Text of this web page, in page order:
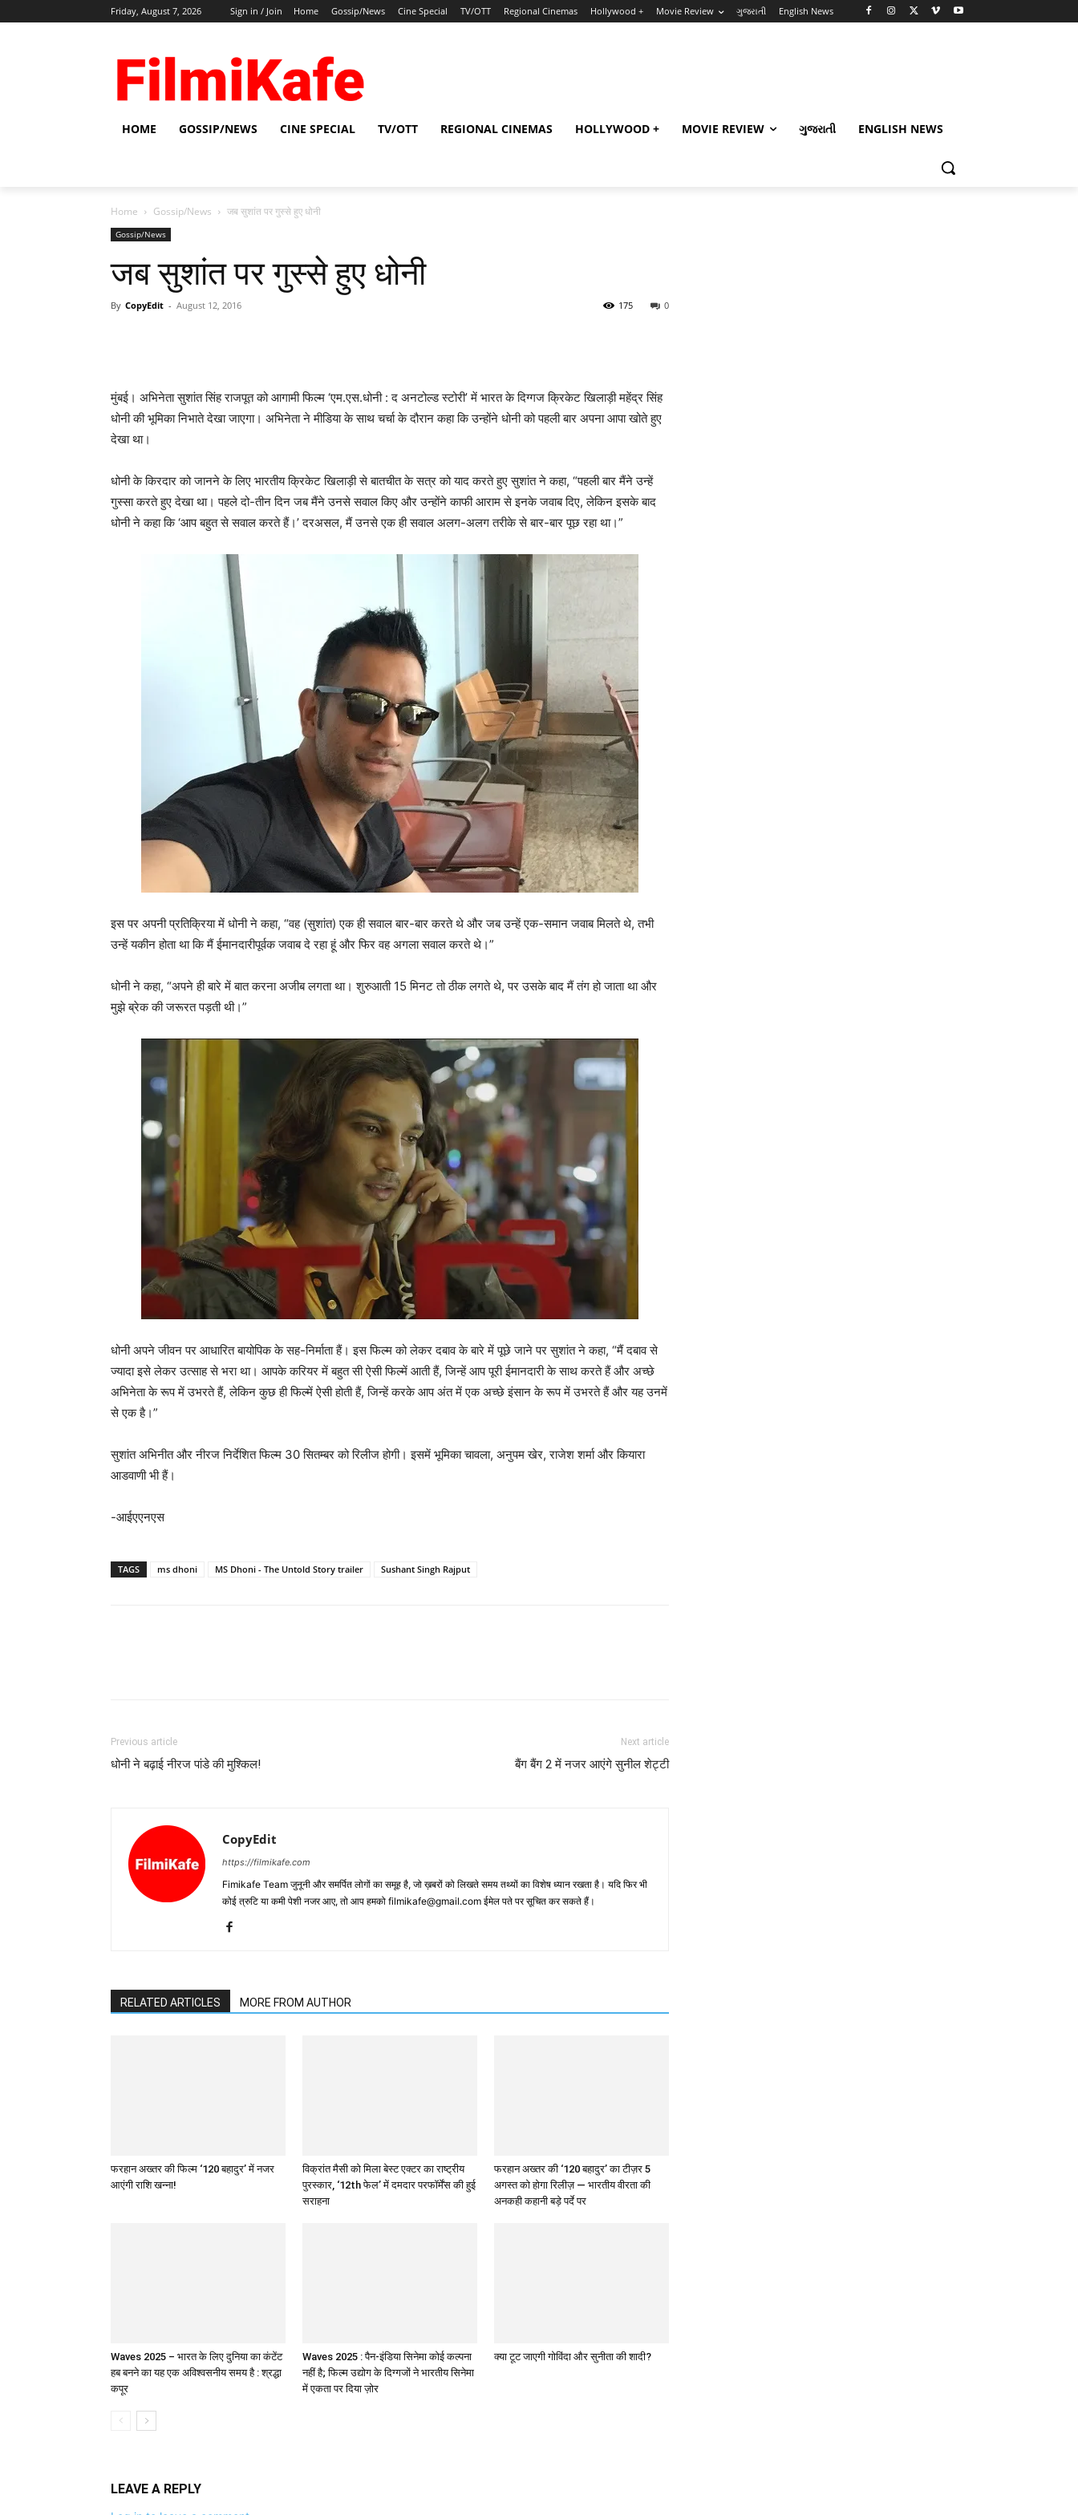
Friday, August 7, 2026 Sign in / Join Home Gossip/News Cine Special TV/OTT Regional Cinemas Hollywood + Movie Review ગુજરાતી English News
HOME GOSSIP/NEWS CINE SPECIAL TV/OTT REGIONAL CINEMAS HOLLYWOOD + MOVIE REVIEW ગુજરાતી ENGLISH NEWS
Home Gossip/News जब सुशांत पर गुस्‍से हुए धोनी
Gossip/News
जब सुशांत पर गुस्‍से हुए धोनी
By CopyEdit - August 12, 2016 0
175
मुंबई। अभिनेता सुशांत सिंह राजपूत को आगामी फिल्म ‘एम.एस.धोनी : द अनटोल्ड स्टोरी’ में भारत के दिग्गज क्रिकेट खिलाड़ी महेंद्र सिंह
धोनी की भूमिका निभाते देखा जाएगा। अभिनेता ने मीडिया के साथ चर्चा के दौरान कहा कि उन्होंने धोनी को पहली बार अपना आपा खोते हुए
देखा था।
धोनी के किरदार को जानने के लिए भारतीय क्रिकेट खिलाड़ी से बातचीत के सत्र को याद करते हुए सुशांत ने कहा, “पहली बार मैंने उन्हें
गुस्सा करते हुए देखा था। पहले दो-तीन दिन जब मैंने उनसे सवाल किए और उन्होंने काफी आराम से इनके जवाब दिए, लेकिन इसके बाद
धोनी ने कहा कि ‘आप बहुत से सवाल करते हैं।’ दरअसल, मैं उनसे एक ही सवाल अलग-अलग तरीके से बार-बार पूछ रहा था।”
इस पर अपनी प्रतिक्रिया में धोनी ने कहा, “वह (सुशांत) एक ही सवाल बार-बार करते थे और जब उन्हें एक-समान जवाब मिलते थे, तभी
उन्हें यकीन होता था कि मैं ईमानदारीपूर्वक जवाब दे रहा हूं और फिर वह अगला सवाल करते थे।”
धोनी ने कहा, “अपने ही बारे में बात करना अजीब लगता था। शुरुआती 15 मिनट तो ठीक लगते थे, पर उसके बाद मैं तंग हो जाता था और
मुझे ब्रेक की जरूरत पड़ती थी।”
धोनी अपने जीवन पर आधारित बायोपिक के सह-निर्माता हैं। इस फिल्म को लेकर दबाव के बारे में पूछे जाने पर सुशांत ने कहा, “मैं दबाव से
ज्यादा इसे लेकर उत्साह से भरा था। आपके करियर में बहुत सी ऐसी फिल्में आती हैं, जिन्हें आप पूरी ईमानदारी के साथ करते हैं और अच्छे
अभिनेता के रूप में उभरते हैं, लेकिन कुछ ही फिल्में ऐसी होती हैं, जिन्हें करके आप अंत में एक अच्छे इंसान के रूप में उभरते हैं और यह उनमें
से एक है।”
सुशांत अभिनीत और नीरज निर्देशित फिल्म 30 सितम्बर को रिलीज होगी। इसमें भूमिका चावला, अनुपम खेर, राजेश शर्मा और कियारा
आडवाणी भी हैं।
-आईएएनएस
TAGS ms dhoni MS Dhoni - The Untold Story trailer Sushant Singh Rajput
Previous article
धोनी ने बढ़ाई नीरज पांडे की मुश्‍किल!
Next article
बैंग बैंग 2 में नजर आएंगे सुनील शेट्टी
CopyEdit
https://filmikafe.com
Fimikafe Team जुनूनी और समर्पित लोगों का समूह है, जो ख़बरों को लिखते समय तथ्‍यों का विशेष ध्‍यान रखता है। यदि फिर भी
कोई त्रुटि या कमी पेशी नजर आए, तो आप हमको filmikafe@gmail.com ईमेल पते पर सूचित कर सकते हैं।
RELATED ARTICLES MORE FROM AUTHOR
फरहान अख्तर की फिल्म ‘120 बहादुर’ में नजर
आएंगी राशि खन्ना!
विक्रांत मैसी को मिला बेस्ट एक्टर का राष्ट्रीय
पुरस्कार, ‘12th फेल’ में दमदार परफॉर्मेंस की हुई
सराहना
फरहान अख्तर की ‘120 बहादुर’ का टीज़र 5
अगस्त को होगा रिलीज़ — भारतीय वीरता की
अनकही कहानी बड़े पर्दे पर
Waves 2025 – भारत के लिए दुनिया का कंटेंट
हब बनने का यह एक अविश्वसनीय समय है : श्रद्धा
कपूर
Waves 2025 : पैन-इंडिया सिनेमा कोई कल्पना
नहीं है; फिल्म उद्योग के दिग्गजों ने भारतीय सिनेमा
में एकता पर दिया ज़ोर
क्या टूट जाएगी गोविंदा और सुनीता की शादी?
LEAVE A REPLY